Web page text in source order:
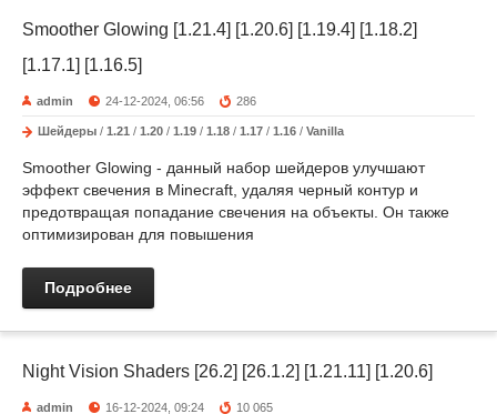
Smoother Glowing [1.21.4] [1.20.6] [1.19.4] [1.18.2]
[1.17.1] [1.16.5]
admin 24-12-2024, 06:56 286
Шейдеры / 1.21 / 1.20 / 1.19 / 1.18 / 1.17 / 1.16 / Vanilla
Smoother Glowing - данный набор шейдеров улучшают
эффект свечения в Minecraft, удаляя черный контур и
предотвращая попадание свечения на объекты. Он также
оптимизирован для повышения
Подробнее
Night Vision Shaders [26.2] [26.1.2] [1.21.11] [1.20.6]
admin 16-12-2024, 09:24 10 065